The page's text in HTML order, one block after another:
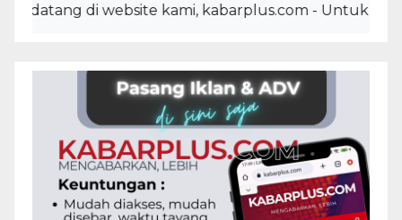
di website kami, kabarplus.com - Untuk